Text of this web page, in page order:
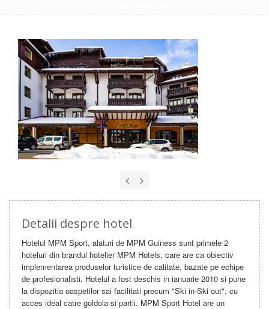
Detalii despre hotel
Hotelul MPM Sport, alaturi de MPM Guiness sunt primele 2
hoteluri din brandul hotelier MPM Hotels, care are ca obiectiv
implementarea produselor turistice de calitate, bazate pe echipe
de profesionalisti. Hotelul a fost deschis in ianuarie 2010 si pune
la dispozitia oaspetilor sai facilitati precum "Ski in-Ski out", cu
acces ideal catre goldola si partii. MPM Sport Hotel are un